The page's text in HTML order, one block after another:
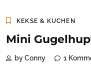
KEKSE & KUCHEN
Mini
by Conny 1